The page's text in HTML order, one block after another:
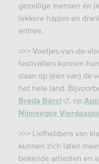
gezellige mensen én
lekkere hapjes en
entree.
>>> Voetjes-van-de-
festivallers kunnen
slaan op (één van) de
het hele land.
Breda Barst
, op
Nijmeegse
>>> Liefhebbers van
kunnen zich laten
bekende artiesten en